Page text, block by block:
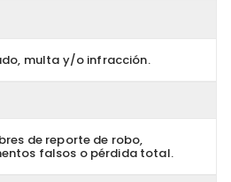
multa y/o infracción.
de reporte de robo,
falsos o pérdida total.